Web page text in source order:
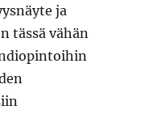
ja
tässä vähän